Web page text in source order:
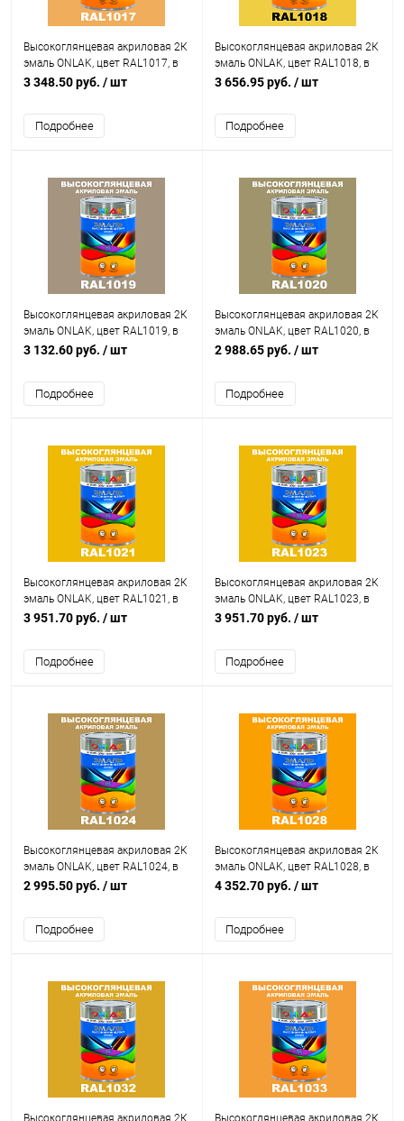
Высокоглянцевая акриловая 2К
эмаль ONLAK, цвет RAL1017, в
комплекте с отвердителем
3 348.50 руб. / шт
Подробнее
Высокоглянцевая акриловая 2К
эмаль ONLAK, цвет RAL1018, в
комплекте с отвердителем
3 656.95 руб. / шт
Подробнее
Высокоглянцевая акриловая 2К
эмаль ONLAK, цвет RAL1019, в
комплекте с отвердителем
3 132.60 руб. / шт
Подробнее
Высокоглянцевая акриловая 2К
эмаль ONLAK, цвет RAL1020, в
комплекте с отвердителем
2 988.65 руб. / шт
Подробнее
Высокоглянцевая акриловая 2К
эмаль ONLAK, цвет RAL1021, в
комплекте с отвердителем
3 951.70 руб. / шт
Подробнее
Высокоглянцевая акриловая 2К
эмаль ONLAK, цвет RAL1023, в
комплекте с отвердителем
3 951.70 руб. / шт
Подробнее
Высокоглянцевая акриловая 2К
эмаль ONLAK, цвет RAL1024, в
комплекте с отвердителем
2 995.50 руб. / шт
Подробнее
Высокоглянцевая акриловая 2К
эмаль ONLAK, цвет RAL1028, в
комплекте с отвердителем
4 352.70 руб. / шт
Подробнее
Высокоглянцевая акриловая 2К Высокоглянцевая акриловая 2К